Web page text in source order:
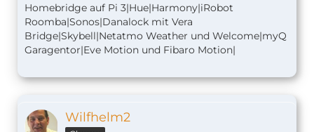
Homebridge auf Pi 3|Hue|Harmony|iRobot
Roomba|Sonos|Danalock mit Vera
Bridge|Skybell|Netatmo Weather und Welcome|myQ
Garagentor|Eve Motion und Fibaro Motion|
Wilfhelm2